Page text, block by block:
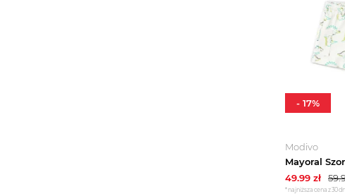
Modivo
49.99 zł
*najniższa cena z 30
- 17%